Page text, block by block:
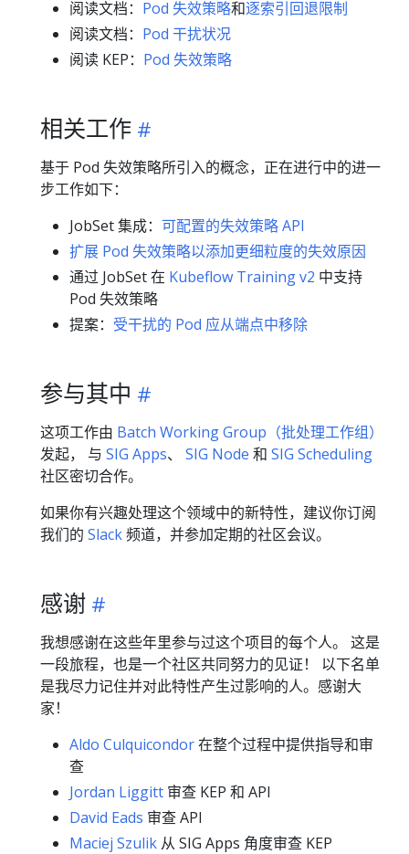
阅读文档： Pod 失效策略和逐索引回退限制
阅读文档： Pod 干扰状况
阅读 KEP： Pod 失效策略
相关工作
基于 Pod 失效策略所引入的概念，正在进行中的进一
步工作如下：
JobSet 集成： 可配置的失效策略 API
扩展 Pod 失效策略以添加更细粒度的失效原因
通过 JobSet 在 Kubeflow Training v2 中支持
Pod 失效策略
提案： 受干扰的 Pod 应从端点中移除
参与其中
这项工作由 Batch Working Group（批处理工作组）
发起， 与 SIG Apps、 SIG Node 和 SIG Scheduling
社区密切合作。
如果你有兴趣处理这个领域中的新特性，建议你订阅
我们的 Slack频道，并参加定期的社区会议。
感谢
我想感谢在这些年里参与过这个项目的每个人。 这是
一段旅程，也是一个社区共同努力的见证！ 以下名单
是我尽力记住并对此特性产生过影响的人。感谢大
家！
Aldo Culquicondor在整个过程中提供指导和审
查
Jordan Liggitt 审查 KEP 和 API
David Eads 审查 API
Maciej Szulik 从 SIG Apps 角度审查 KEP